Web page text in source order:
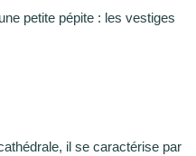
petite pépite : les vestiges
il se caractérise par